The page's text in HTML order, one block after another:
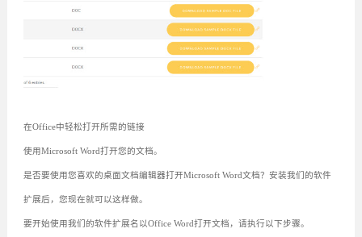
在Office中轻松打开所需的链接
使用Microsoft Word打开您的文档。
是否要使用您喜欢的桌面文档编辑器打开Microsoft Word文档？安装我们的软件
扩展后，您现在就可以这样做。
要开始使用我们的软件扩展名以Office Word打开文档，请执行以下步骤。